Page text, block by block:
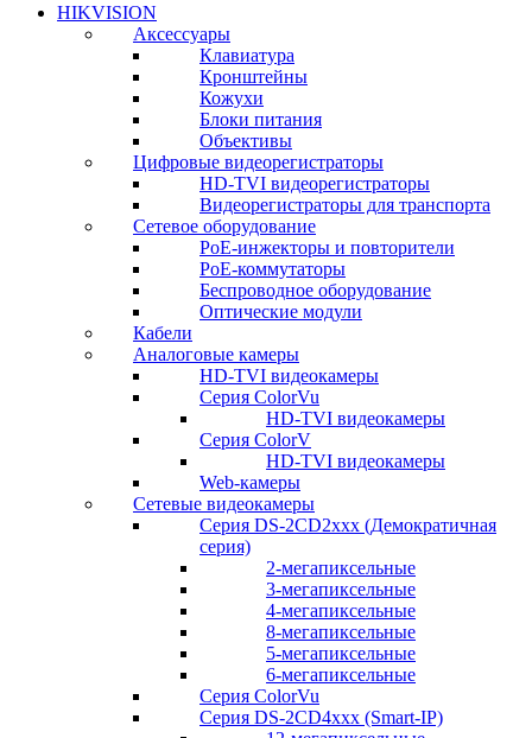
HIKVISION
Аксессуары
Клавиатура
Кронштейны
Кожухи
Блоки питания
Объективы
Цифровые видеорегистраторы
HD-TVI видеорегистраторы
Видеорегистраторы для транспорта
Сетевое оборудование
PoE-инжекторы и повторители
PoE-коммутаторы
Беспроводное оборудование
Оптические модули
Кабели
Аналоговые камеры
HD-TVI видеокамеры
Серия ColorVu
HD-TVI видеокамеры
Серия ColorV
HD-TVI видеокамеры
Web-камеры
Сетевые видеокамеры
Серия DS-2CD2xxx (Демократичная
серия)
2-мегапиксельные
3-мегапиксельные
4-мегапиксельные
8-мегапиксельные
5-мегапиксельные
6-мегапиксельные
Серия ColorVu
Серия DS-2CD4xxx (Smart-IP)